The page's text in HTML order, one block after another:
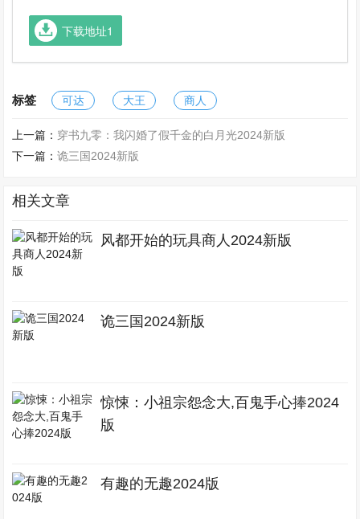
下载地址1
标签 可达 大王 商人
上一篇： 穿书九零：我闪婚了假千金的白月光2024新版
下一篇：诡三国2024新版
相关文章
风都开始的玩具商人2024新版
诡三国2024新版
惊悚：小祖宗怨念大,百鬼手心捧2024
版
有趣的无趣2024版